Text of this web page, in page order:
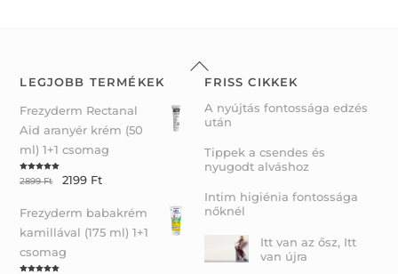
Back
To
LEGJOBB TERMÉKEK
Frezyderm Rectanal
Aid aranyér krém (50
ml) 1+1 csomag
Rated5.00
out of 5
2899Ft 2199 Ft
Frezyderm babakrém
kamillával (175 ml) 1+1
csomag
FRISS CIKKEK
A nyújtás fontossága edzés
után
Tippek a csendes és
nyugodt alváshoz
Intim higiénia fontossága
nőknél
Itt van az ősz, Itt
van újra